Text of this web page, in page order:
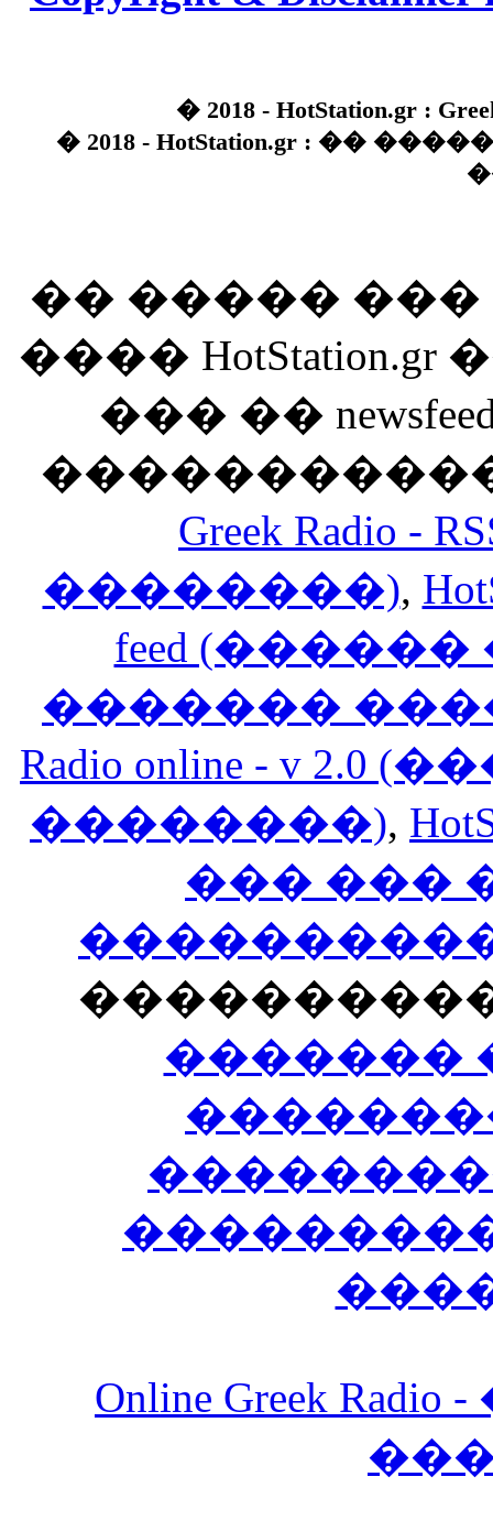
� 2018 - HotStation.gr :
� 2018 - HotStation.gr : ��
�� �����
����
��� ��
Greek Radio
��������),
feed
�������
Radio online - v
��������),
��� ���
�������
Online Greek